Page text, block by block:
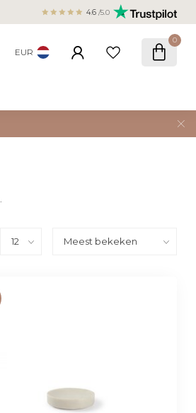
Veilig betalen met iDEAL, Bancontact,
creditcard 4.6 /5.0
EUR
0